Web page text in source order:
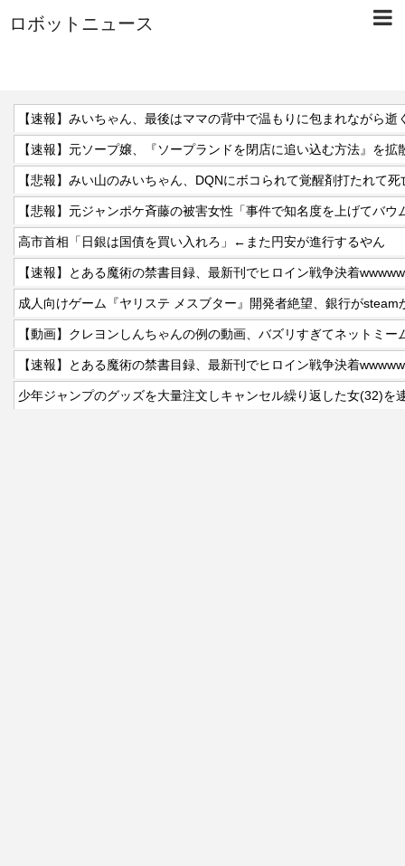
ロボットニュース
【速報】みいちゃん、最後はママの背中で温もりに包まれながら
【速報】元ソープ嬢、『ソープランドを閉店に追い込む方法』を
【悲報】みい山のみいちゃん、DQNにボコられて覚醒剤打たれて
高市首相「日銀は国債を買い入れろ」←また円安が進行するやん
【速報】とある魔術の禁書目録、最新刊でヒロイン戦争決着
【動画】クレヨンしんちゃんの例の動画、バズリすぎてネットミー
【速報】とある魔術の禁書目録、最新刊でヒロイン戦争決着
少年ジャンプのグッズを大量注文しキャンセル繰り返した女(32)